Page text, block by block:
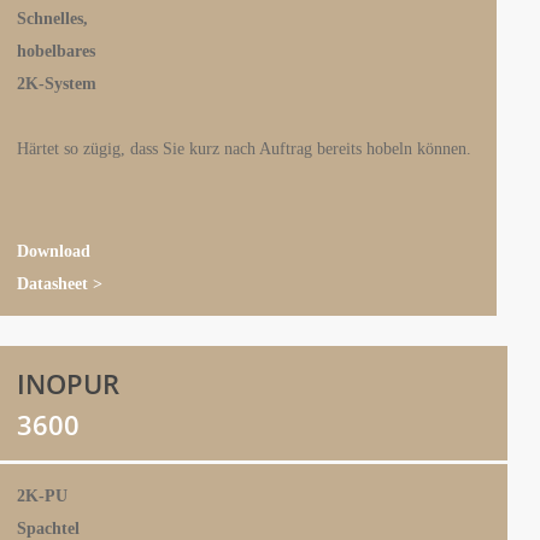
Schnelles,
hobelbares
2K-System
Härtet so zügig, dass Sie kurz nach Auftrag bereits hobeln können.
Download
Datasheet >
INOPUR
3600
2K-PU
Spachtel